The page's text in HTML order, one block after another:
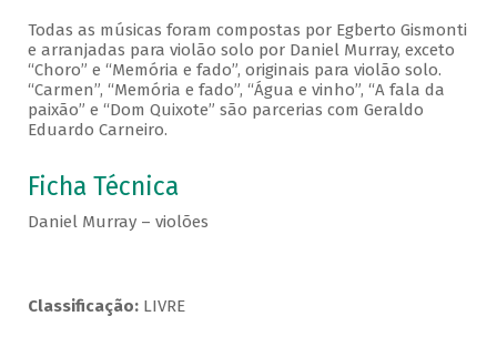
Todas as músicas foram compostas por Egberto Gismonti
e arranjadas para violão solo por Daniel Murray, exceto
“Choro” e “Memória e fado”, originais para violão solo.
“Carmen”, “Memória e fado”, “Água e vinho”, “A fala da
paixão” e “Dom Quixote” são parcerias com Geraldo
Eduardo Carneiro.
Ficha Técnica
Daniel Murray – violões
Classificação: LIVRE